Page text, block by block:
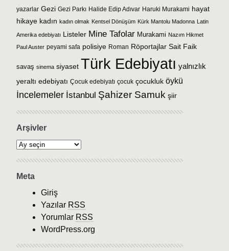
yazarlar Gezi Gezi Parkı Halide Edip Adıvar Haruki Murakami hayat
hikaye kadın kadın olmak Kentsel Dönüşüm Kürk Mantolu Madonna Latin
Amerika edebiyatı Listeler Mine Tafolar Murakami Nazım Hikmet
Paul Auster peyami safa polisiye Roman Röportajlar Sait Faik
savaş sinema siyaset Türk Edebiyatı yalnızlık
yeraltı edebiyatı Çocuk edebiyatı çocuk çocukluk öykü
İncelemeler İstanbul Şahizer Samuk şiir
Arşivler
Meta
Giriş
Yazılar RSS
Yorumlar RSS
WordPress.org